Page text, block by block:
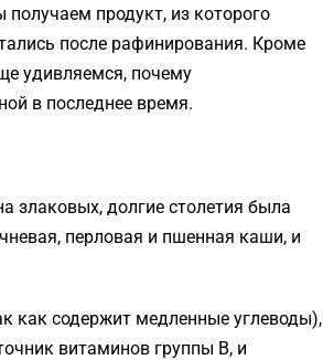
продукт, из которого
после рафинирования. Кроме
удивляемся, почему
в последнее время.
злаковых, долгие столетия была
перловая и пшенная каши, и
как содержит медленные углеводы),
витаминов группы B, и